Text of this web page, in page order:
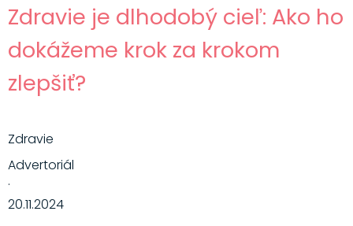
Zdravie je dlhodobý cieľ: Ako ho
dokážeme krok za krokom
zlepšiť?
Zdravie
Advertoriál
·
20.11.2024